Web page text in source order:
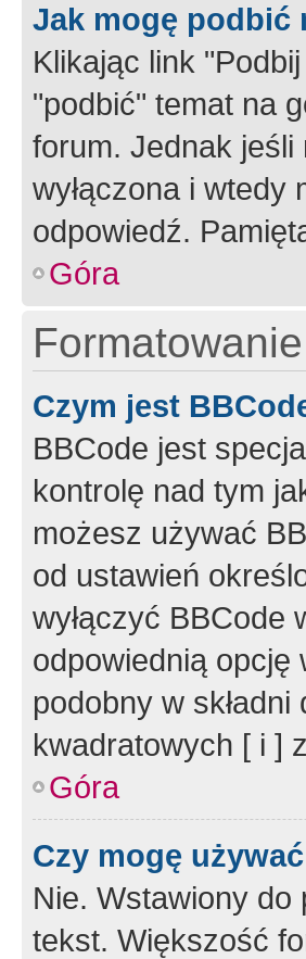
Jak mogę podbić
Klikając link
"podbić" temat na
forum. Jednak jeśli
wyłączona i
odpowiedź.
Góra
Czym jest
BBCode jest
kontrolę nad tym
możesz używać
od ustawień
wyłączyć BBCode
odpowiednią opcję
podobny w
kwadratowych [ i ]
Góra
Czy mogę
Nie. Wstawiony do
tekst. Większość